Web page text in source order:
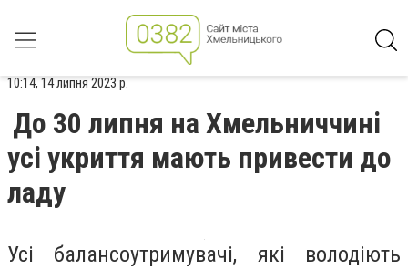
10:14, 14 липня 2023 р.
До 30 липня на Хмельниччині
усі укриття мають привести до
ладу
Усі балансоутримувачі, які володіють